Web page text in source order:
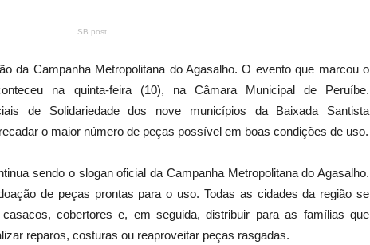
SB post
da Campanha Metropolitana do Agasalho. O evento que marcou o
na quinta-feira (10), na Câmara Municipal de Peruíbe.
de Solidariedade dos nove municípios da Baixada Santista
o maior número de peças possível em boas condições de uso.
sendo o slogan oficial da Campanha Metropolitana do Agasalho.
de peças prontas para o uso. Todas as cidades da região se
cobertores e, em seguida, distribuir para as famílias que
reparos, costuras ou reaproveitar peças rasgadas.